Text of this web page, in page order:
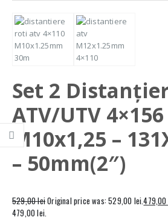
Set 2
ATV/UTV 4×156
M10x1,25 –
– 50mm(2″)
529,00leiOriginal price was: 529,00 lei.479,00
479,00 lei.